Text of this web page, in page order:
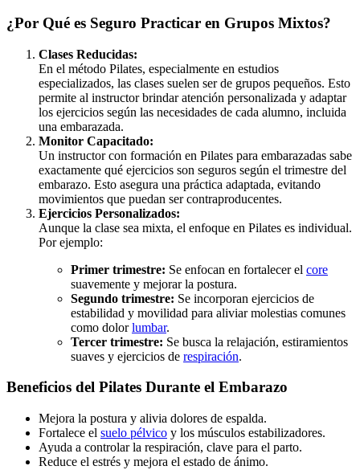
¿Por Qué es Seguro Practicar en Grupos Mixtos?
Clases Reducidas:
En el método Pilates, especialmente en estudios
especializados, las clases suelen ser de grupos pequeños. Esto
permite al instructor brindar atención personalizada y adaptar
los ejercicios según las necesidades de cada alumno, incluida
una embarazada.
Monitor Capacitado:
Un instructor con formación en Pilates para embarazadas sabe
exactamente qué ejercicios son seguros según el trimestre del
embarazo. Esto asegura una práctica adaptada, evitando
movimientos que puedan ser contraproducentes.
Ejercicios Personalizados:
Aunque la clase sea mixta, el enfoque en Pilates es individual.
Por ejemplo:
Primer trimestre: Se enfocan en fortalecer el core
suavemente y mejorar la postura.
Segundo trimestre: Se incorporan ejercicios de
estabilidad y movilidad para aliviar molestias comunes
como dolorlumbar.
Tercer trimestre: Se busca la relajación, estiramientos
suaves y ejercicios de respiración.
Beneficios del Pilates Durante el Embarazo
Mejora la postura y alivia dolores de espalda.
Fortalece el suelo pélvico y los músculos estabilizadores.
Ayuda a controlar la respiración, clave para el parto.
Reduce el estrés y mejora el estado de ánimo.